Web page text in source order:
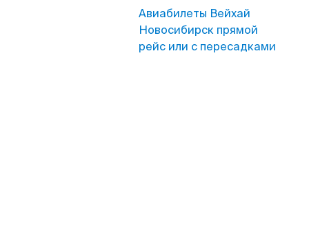
Авиабилеты Вейхай
Новосибирск прямой
рейс или с пересадками